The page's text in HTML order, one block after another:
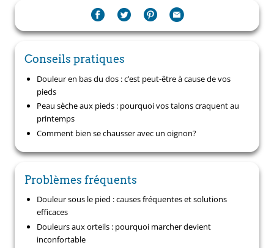
Conseils pratiques
Douleur en bas du dos : c’est peut-être à cause de vos
pieds
Peau sèche aux pieds : pourquoi vos talons craquent au
printemps
Comment bien se chausser avec un oignon?
Problèmes fréquents
Douleur sous le pied : causes fréquentes et solutions
efficaces
Douleurs aux orteils : pourquoi marcher devient
inconfortable